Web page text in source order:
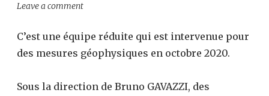
Leave a comment
C’est une équipe réduite qui est intervenue pour
des mesures géophysiques en octobre 2020.
Sous la direction de Bruno GAVAZZI, des